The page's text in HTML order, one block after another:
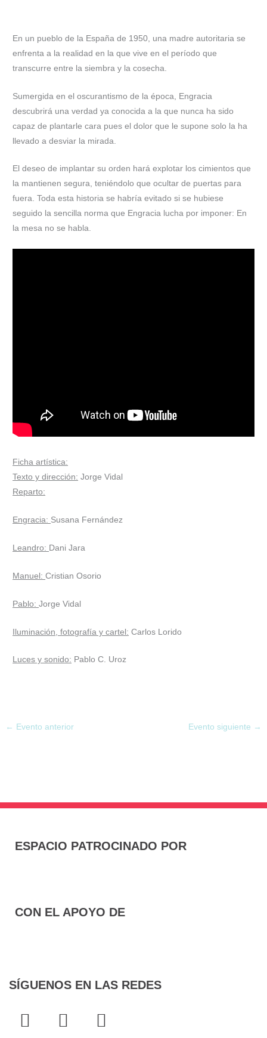
En un pueblo de la España de 1950, una madre autoritaria se
enfrenta a la realidad en la que vive en el período que
transcurre entre la siembra y la cosecha.
Sumergida en el oscurantismo de la época, Engracia
descubrirá una verdad ya conocida a la que nunca ha sido
capaz de plantarle cara pues el dolor que le supone solo la ha
llevado a desviar la mirada.
El deseo de implantar su orden hará explotar los cimientos que
la mantienen segura, teniéndolo que ocultar de puertas para
fuera. Toda esta historia se habría evitado si se hubiese
seguido la sencilla norma que Engracia lucha por imponer: En
la mesa no se habla.
Ficha artística:
Texto y dirección: Jorge Vidal
Reparto:
Engracia: Susana Fernández
Leandro: Dani Jara
Manuel:Cristian Osorio
Pablo:Jorge Vidal
Iluminación, fotografía y cartel: Carlos Lorido
Luces y sonido: Pablo C. Uroz
← Evento anterior Evento siguiente →
ESPACIO PATROCINADO POR
CON EL APOYO DE
SÍGUENOS EN LAS REDES
F
a
T
w
I
n